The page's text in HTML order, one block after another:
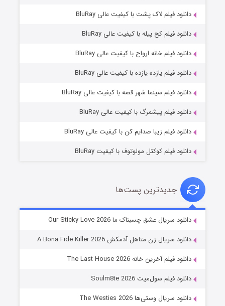
شوهر
دانلود فیلم لاک پشت با کیفیت عالی BluRay
دانلود فیلم کج‌ پیله با کیفیت عالی BluRay
دانلود فیلم خانه ارواح با کیفیت عالی BluRay
دانلود فیلم یازده یازده با کیفیت عالی BluRay
دانلود فیلم سینما شهر قصه با کیفیت عالی BluRay
دانلود فیلم پیشمرگ با کیفیت عالی BluRay
دانلود فیلم زیبا صدایم کن با کیفیت عالی BluRay
دانلود فیلم کوکتل مولوتوف با کیفیت BluRay
جدیدترین پست‌ها
دانلود سریال عشق چسبناک ما Our Sticky Love 2026
دانلود سریال زن متاهل آدمکش A Bona Fide Killer 2026
دانلود فیلم آخرین خانه The Last House 2026
دانلود فیلم سول‌میت Soulm8te 2026
دانلود سریال وستی‌ها The Westies 2026